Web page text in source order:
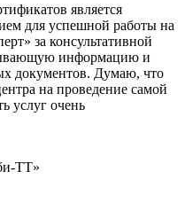
является
для успешной работы на
за консультативной
информацию и
документов. Думаю, что
на проведение самой
услуг очень
ТТ»